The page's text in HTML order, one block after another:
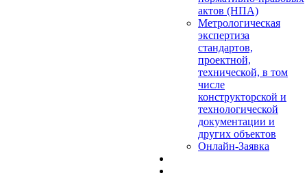
актов (НПА)
Метрологическая
экспертиза
стандартов,
проектной,
технической, в том
числе
конструкторской и
технологической
документации и
других объектов
Онлайн-Заявка